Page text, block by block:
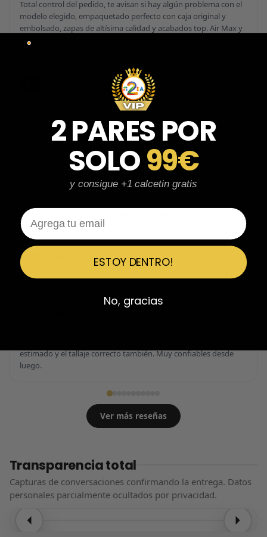
Total control del pedido, te avisan si hay algún problema con el
modelo elegido, empaquetado perfecto con caja original y
embolsado, zapas de altísima calidad y acabados top. Air Max y
Travis Scott espectaculares. Recomendable 100%.
Reseña en Trustpilot
Perfectos y súper serios y atentos
Perfectos y súper serios y atentos. He comprado 5 pares y el
último que acaba de llegar, unas Uptempo de tallaje especial
recomendables.
Emiliano Vega
Reseña en Trustpilot
estimado y el tallaje correcto también. Muy confiables desde
luego.
Ver más reseñas
Transparencia total
Capturas de conversaciones confirmando la entrega. Datos
personales parcialmente ocultados por privacidad.
2 PARES POR
SOLO99€
y consigue +1 calcetin gratis
Email
ESTOY DENTRO!
No, gracias